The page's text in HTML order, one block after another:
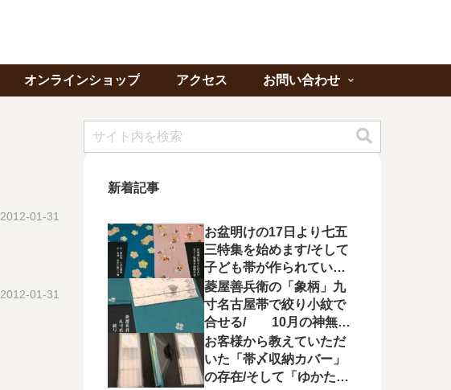
オンラインショップ アクセス お問い合わせ
2012-01-31
2012-01-31
新着記事
お盆明けの17日より七五
三特集を始めます/そして
子ども帯が作られてい状
況に不満を漏らす
菱屋善兵衛の「象柄」九
寸名古屋帯で絞り小紋で
合せる/ 10月の神無月
の会にて菱屋善兵衛の帯
を特集！
お客様から教えていただ
いた「帯〆収納カバー」
の存在/そして「ゆかたの